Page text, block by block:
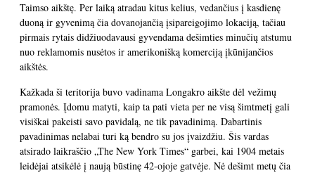
Taimso aikštę. Per laiką atradau kitus kelius, vedančius į kasdienę
duoną ir gyvenimą čia dovanojančią įsipareigojimo lokaciją, tačiau
pirmais rytais didžiuodavausi gyvendama dešimties minučių atstumu
nuo reklamomis nusėtos ir amerikonišką komerciją įkūnijančios
aikštės.
Kažkada ši teritorija buvo vadinama Longakro aikšte dėl vežimų
pramonės. Įdomu matyti, kaip ta pati vieta per ne visą šimtmetį gali
visiškai pakeisti savo pavidalą, ne tik pavadinimą. Dabartinis
pavadinimas nelabai turi ką bendro su jos įvaizdžiu. Šis vardas
atsirado laikraščio „The New York Times“ garbei, kai 1904 metais
leidėjai atsikėlė į naują būstinę 42-ojoje gatvėje. Nė dešimt metų čia